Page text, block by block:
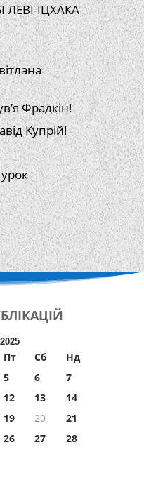
ЛЕВІ-ІЦХАКА
Фрадкін!
Купрій!
Пт Сб
Нд
5 6
7
12 13
14
19 20
21
26 27
28